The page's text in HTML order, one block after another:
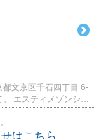
はこちら